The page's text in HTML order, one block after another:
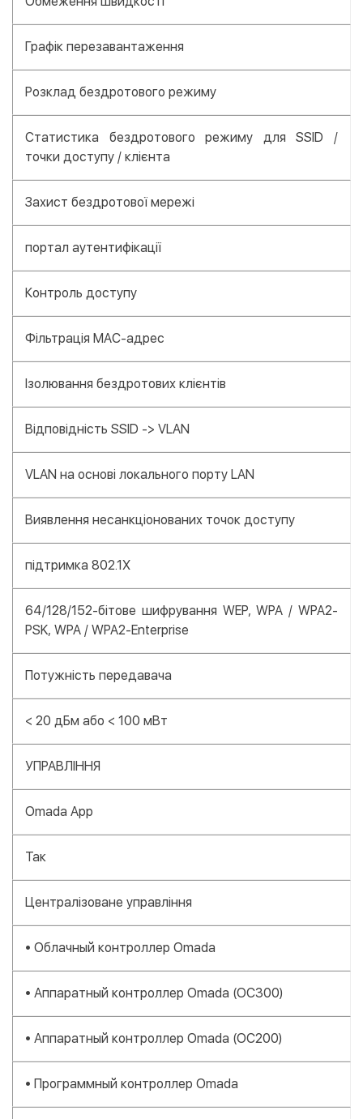
Графік перезавантаження
Розклад бездротового режиму
Статистика бездротового режиму для SSID /
точки доступу / клієнта
Захист бездротової мережі
портал аутентифікації
Контроль доступу
Фільтрація MAC-адрес
Ізолювання бездротових клієнтів
Відповідність SSID -> VLAN
VLAN на основі локального порту LAN
Виявлення несанкціонованих точок доступу
підтримка 802.1X
64/128/152-бітове шифрування WEP, WPA / WPA2-
PSK, WPA / WPA2-Enterprise
Потужність передавача
< 20 дБм або < 100 мВт
УПРАВЛІННЯ
Omada App
Так
Централізоване управління
• Облачный контроллер Omada
• Аппаратный контроллер Omada (OC300)
• Аппаратный контроллер Omada (OC200)
• Программный контроллер Omada